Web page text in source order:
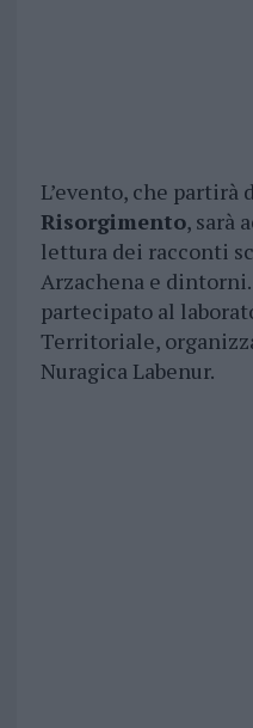
L’evento, che partirà
Risorgimento, sarà
lettura dei racconti
Arzachena e
partecipato al
Territoriale,
Nuragica Labenur.